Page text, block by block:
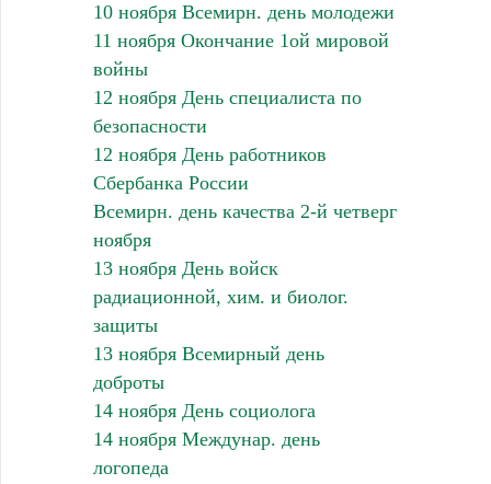
10 ноября Всемирн. день молодежи
11 ноября Окончание 1ой мировой
войны
12 ноября День специалиста по
безопасности
12 ноября День работников
Сбербанка России
Всемирн. день качества 2-й четверг
ноября
13 ноября День войск
радиационной, хим. и биолог.
защиты
13 ноября Всемирный день
доброты
14 ноября День социолога
14 ноября Междунар. день
логопеда